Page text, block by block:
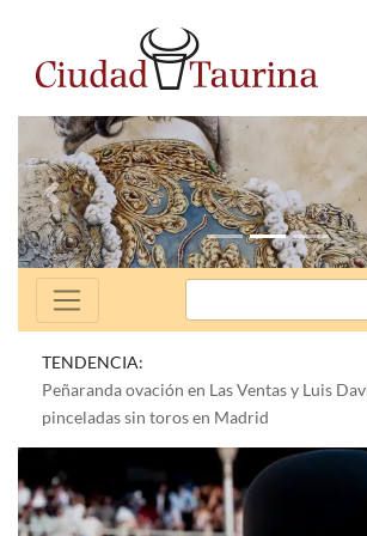
Anterior
TENDENCIA:
Peñaranda ovación en Las Ventas y Luis
pinceladas sin toros en Madrid